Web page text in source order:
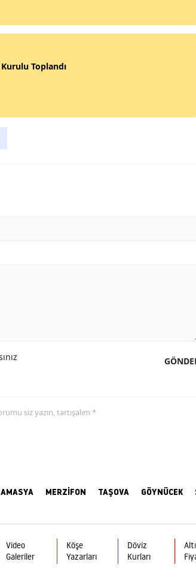
Toplandı
siz yazın, tartışalım *
AMASYA MERZİFON TAŞOVA GÖYNÜCEK
Video
Galeriler
Köşe
Yazarları
Döviz
Kurları